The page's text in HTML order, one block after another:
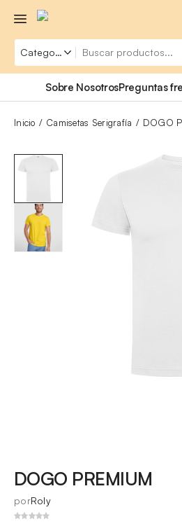
Sobre NosotrosPreguntas
Inicio Camisetas Serigrafía DOGO
DOGO PREMIUM
porRoly